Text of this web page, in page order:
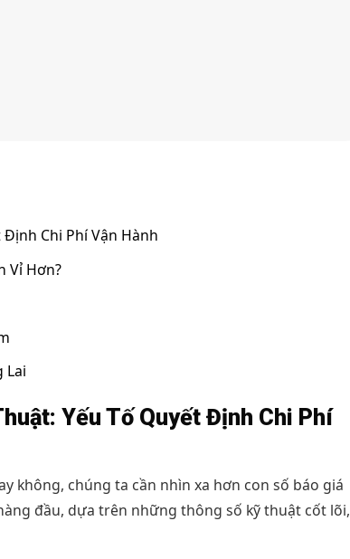
Định Chi Phí Vận Hành
Vỉ Hơn?
Lai
Yếu Tố Quyết Định Chi Phí
không, chúng ta cần nhìn xa hơn con số báo giá
đầu, dựa trên những thông số kỹ thuật cốt lõi,